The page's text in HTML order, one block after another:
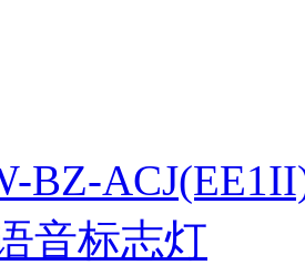
BZ-
音标志灯